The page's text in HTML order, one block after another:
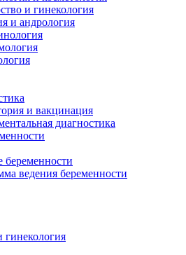
и гинекология
и андрология
и вакцинация
диагностика
беременности
ведения беременности